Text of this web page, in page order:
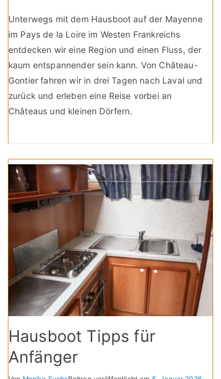
Unterwegs mit dem Hausboot auf der Mayenne
im Pays de la Loire im Westen Frankreichs
entdecken wir eine Region und einen Fluss, der
kaum entspannender sein kann. Von Château-
Gontier fahren wir in drei Tagen nach Laval und
zurück und erleben eine Reise vorbei an
Châteaus und kleinen Dörfern.
Hausboot Tipps für
Anfänger